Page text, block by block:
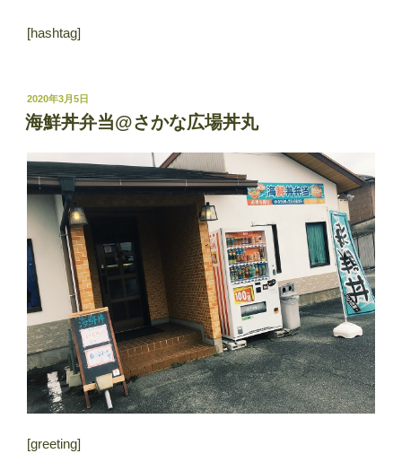
[hashtag]
投
稿
日:
2020年3月5日
海鮮丼弁当@さかな広場丼丸
[greeting]